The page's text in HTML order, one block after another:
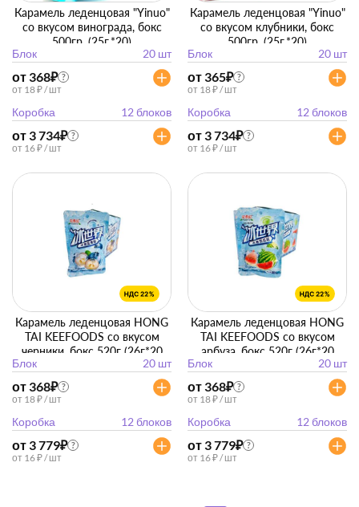
Карамель леденцовая "Yinuo"
со вкусом винограда, бокс
500гр. (25г.*20)
Блок
20 шт
от 368₽ ?
от 18 ₽ / шт
Коробка 12 блоков
от 3 734₽ ?
от 16 ₽ / шт
Карамель леденцовая "Yinuo"
со вкусом клубники, бокс
500гр. (25г.*20)
Блок
20 шт
от 365₽ ?
от 18 ₽ / шт
Коробка 12 блоков
от 3 734₽ ?
от 16 ₽ / шт
Карамель леденцовая HONG
TAI KEEFOODS со вкусом
черники, бокс 520г (26г*20
Блок 20 шт
от 368₽ ?
от 18 ₽ / шт
Коробка 12 блоков
от 3 779₽ ?
от 16 ₽ / шт
Карамель леденцовая HONG
TAI KEEFOODS со вкусом
арбуза, бокс 520г (26г*20
Блок 20 шт
от 368₽ ?
от 18 ₽ / шт
Коробка 12 блоков
от 3 779₽ ?
от 16 ₽ / шт